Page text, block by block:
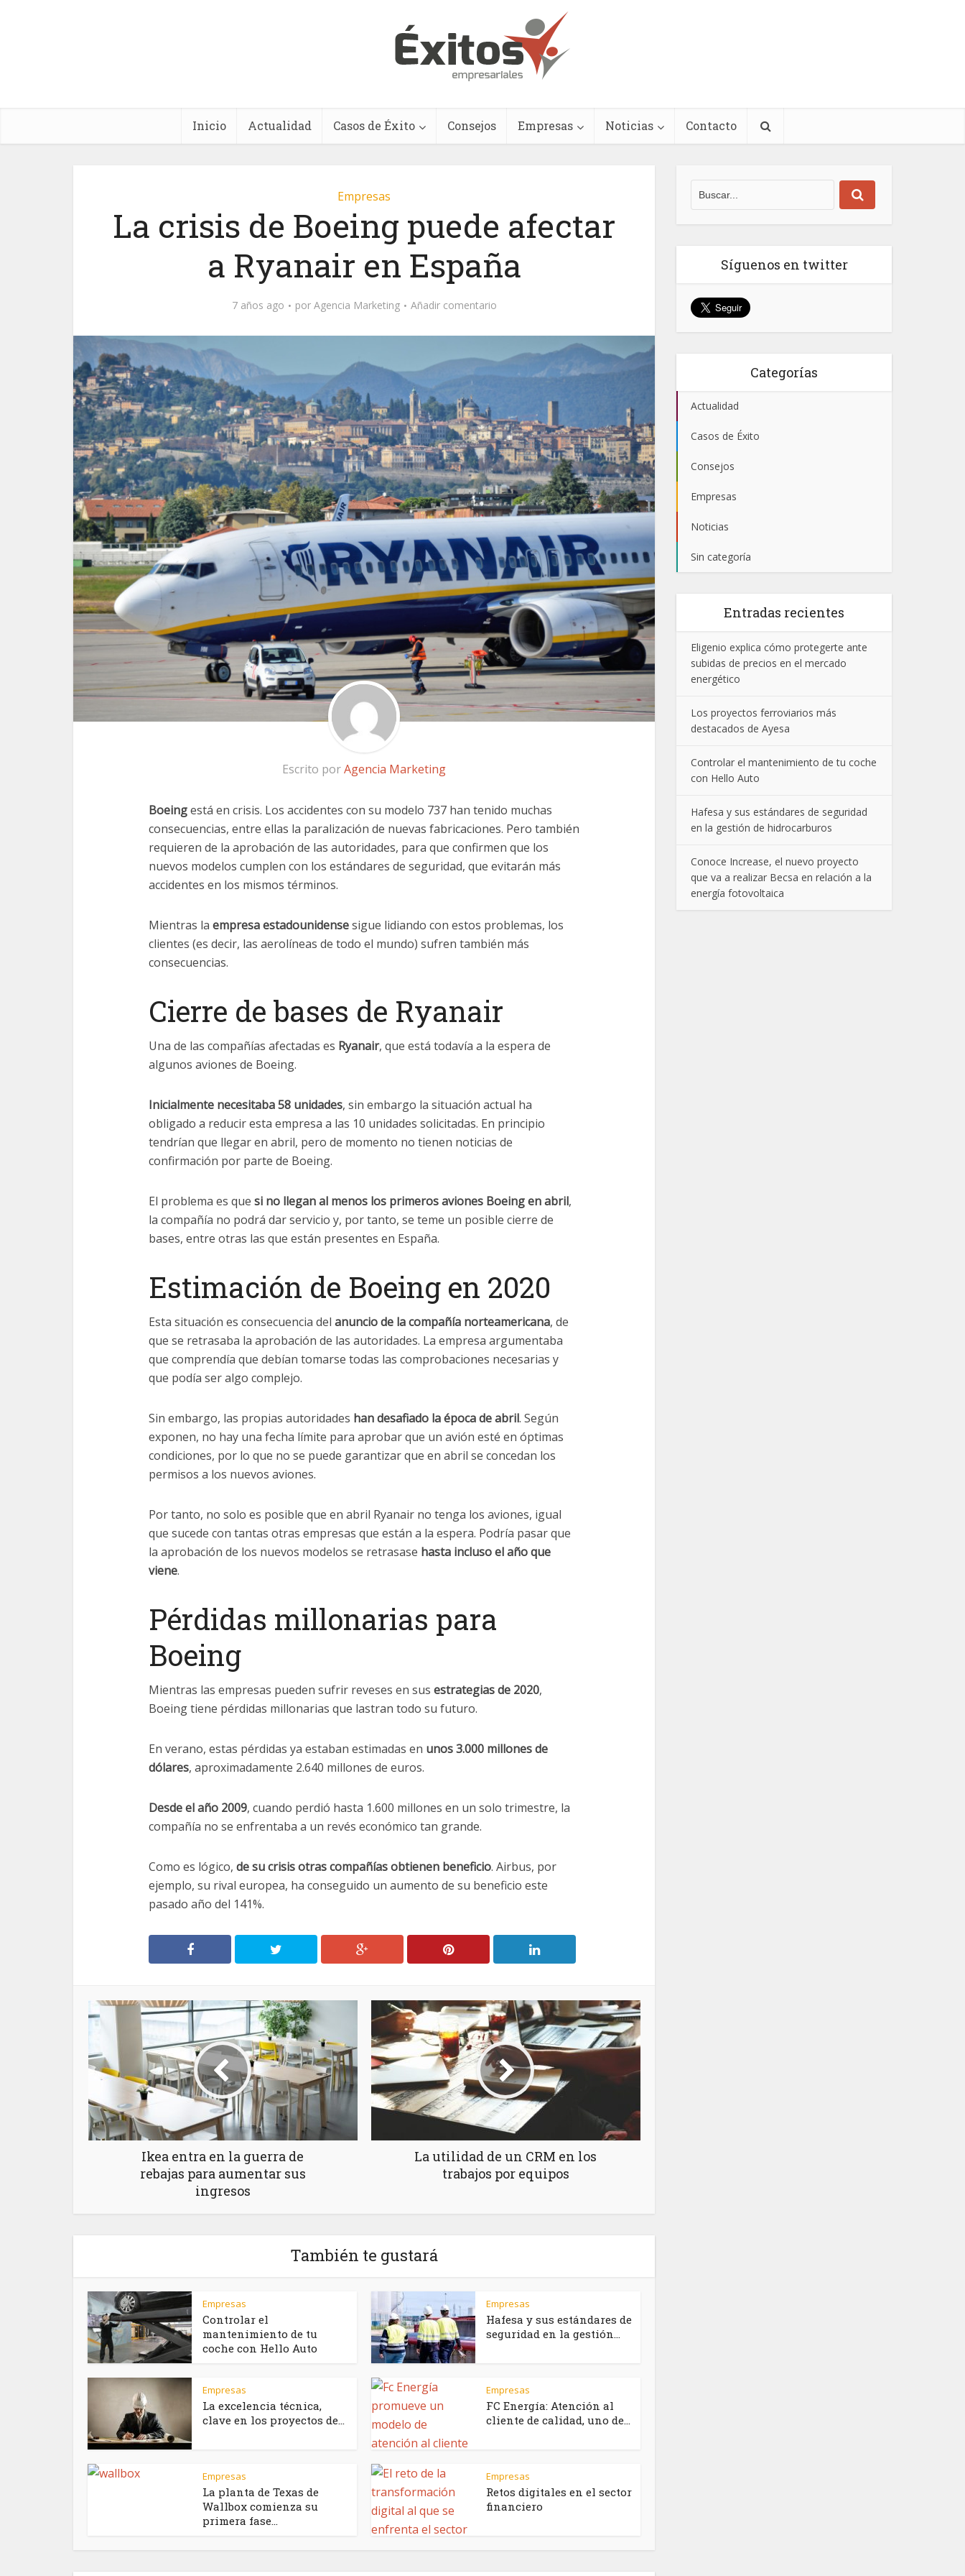
Inicio Actualidad Casos de Éxito Consejos Empresas Noticias Contacto
Empresas
La crisis de Boeing puede afectar
a Ryanair en España
7 años ago por Agencia Marketing Añadir comentario
Escrito porAgencia Marketing
Boeingestá en crisis. Los accidentes con su modelo 737 han tenido muchas
consecuencias, entre ellas la paralización de nuevas fabricaciones. Pero también
requieren de la aprobación de las autoridades, para que confirmen que los
nuevos modelos cumplen con los estándares de seguridad, que evitarán más
accidentes en los mismos términos.
Mientras la empresa estadounidensesigue lidiando con estos problemas, los
clientes (es decir, las aerolíneas de todo el mundo) sufren también más
consecuencias.
Cierre de bases de Ryanair
Una de las compañías afectadas es Ryanair, que está todavía a la espera de
algunos aviones de Boeing.
Inicialmente necesitaba 58 unidades, sin embargo la situación actual ha
obligado a reducir esta empresa a las 10 unidades solicitadas. En principio
tendrían que llegar en abril, pero de momento no tienen noticias de
confirmación por parte de Boeing.
El problema es que si no llegan al menos los primeros aviones Boeing en abril,
la compañía no podrá dar servicio y, por tanto, se teme un posible cierre de
bases, entre otras las que están presentes en España.
Estimación de Boeing en 2020
Esta situación es consecuencia del anuncio de la compañía norteamericana, de
que se retrasaba la aprobación de las autoridades. La empresa argumentaba
que comprendía que debían tomarse todas las comprobaciones necesarias y
que podía ser algo complejo.
Sin embargo, las propias autoridades han desafiado la época de abril. Según
exponen, no hay una fecha límite para aprobar que un avión esté en óptimas
condiciones, por lo que no se puede garantizar que en abril se concedan los
permisos a los nuevos aviones.
Por tanto, no solo es posible que en abril Ryanair no tenga los aviones, igual
que sucede con tantas otras empresas que están a la espera. Podría pasar que
la aprobación de los nuevos modelos se retrasase hasta incluso el año que
viene.
Pérdidas millonarias para
Boeing
Mientras las empresas pueden sufrir reveses en sus estrategias de 2020,
Boeing tiene pérdidas millonarias que lastran todo su futuro.
En verano, estas pérdidas ya estaban estimadas en unos 3.000 millones de
dólares, aproximadamente 2.640 millones de euros.
Desde el año 2009, cuando perdió hasta 1.600 millones en un solo trimestre, la
compañía no se enfrentaba a un revés económico tan grande.
Como es lógico, de su crisis otras compañías obtienen beneficio. Airbus, por
ejemplo, su rival europea, ha conseguido un aumento de su beneficio este
pasado año del 141%.
Ikea entra en la guerra de
rebajas para aumentar sus
ingresos
La utilidad de un CRM en los
trabajos por equipos
También te gustará
Empresas
Controlar el
mantenimiento de tu
coche con Hello Auto
Empresas
Hafesa y sus estándares de
seguridad en la gestión...
Empresas
La excelencia técnica,
clave en los proyectos de...
Empresas
FC Energía: Atención al
cliente de calidad, uno de...
Empresas
La planta de Texas de
Wallbox comienza su
primera fase...
Empresas
Retos digitales en el sector
financiero
Síguenos en twitter
Categorías
Actualidad
Casos de Éxito
Consejos
Empresas
Noticias
Sin categoría
Entradas recientes
Eligenio explica cómo protegerte ante
subidas de precios en el mercado
energético
Los proyectos ferroviarios más
destacados de Ayesa
Controlar el mantenimiento de tu coche
con Hello Auto
Hafesa y sus estándares de seguridad
en la gestión de hidrocarburos
Conoce Increase, el nuevo proyecto
que va a realizar Becsa en relación a la
energía fotovoltaica